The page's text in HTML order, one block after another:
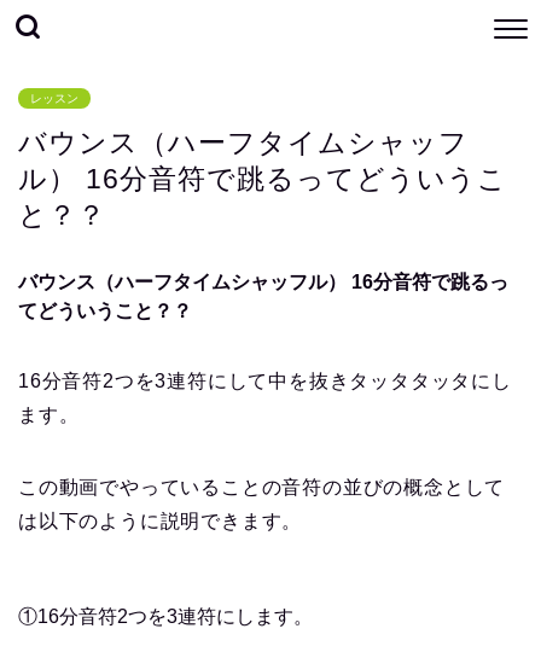
レッスン
バウンス（ハーフタイムシャッフ
ル） 16分音符で跳るってどういうこ
と？？
バウンス（ハーフタイムシャッフル） 16分音符で跳るっ
てどういうこと？？
16分音符2つを3連符にして中を抜きタッタタッタにし
ます。
この動画でやっていることの音符の並びの概念として
は以下のように説明できます。
①16分音符2つを3連符にします。